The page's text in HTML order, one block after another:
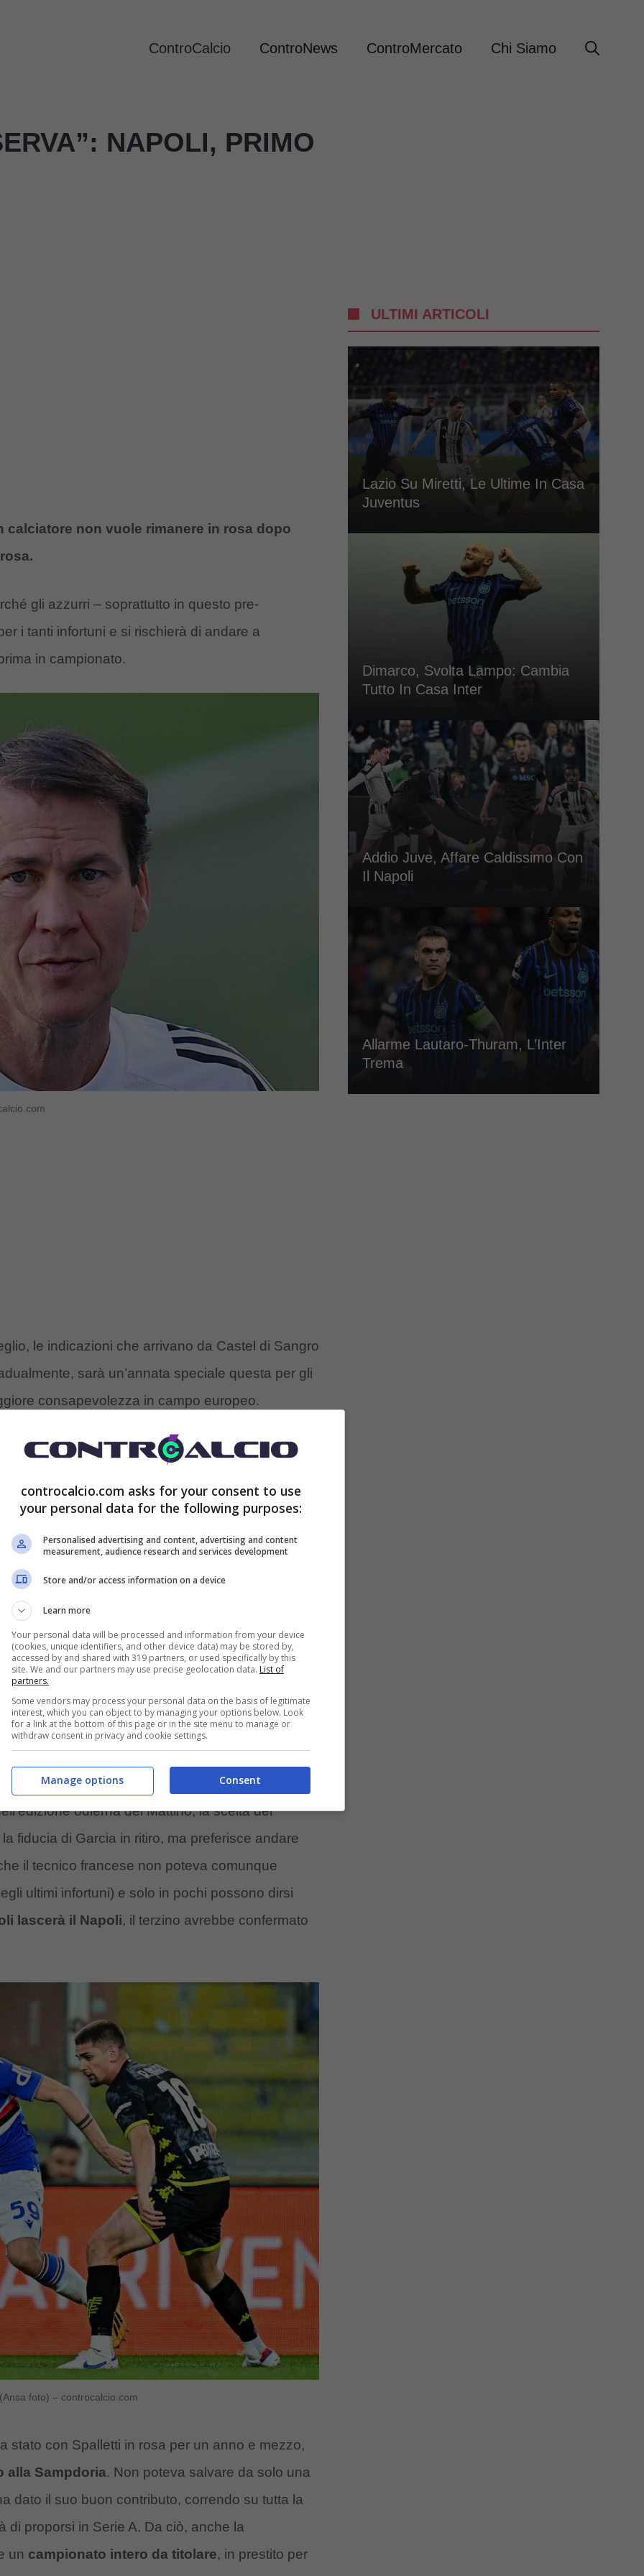
ControCalcio ControNews ControMercato Chi Siamo
NAPOLI, PRIMO
calciatore non vuole rimanere in rosa dopo
gli azzurri – soprattutto in questo pre-
i tanti infortuni e si rischierà di andare a
in campionato.
le indicazioni che arrivano da Castel di Sangro
sarà un’annata speciale questa per gli
consapevolezza in campo europeo.
impronta tattica provando anche a mischiare un
e dando un respiro largo alla squadra. Dove
piazza, un elemento che ha già comunicato al
dallo spazio esiguo in previsione.
odierna del Mattino, la scelta del
fiducia di Garcia in ritiro, ma preferisce andare
il tecnico francese non poteva comunque
ultimi infortuni) e solo in pochi possono dirsi
lascerà il Napoli, il terzino avrebbe confermato
foto) – controcalcio.com
stato con Spalletti in rosa per un anno e mezzo,
alla Sampdoria. Non poteva salvare da solo una
dato il suo buon contributo, correndo su tutta la
proporsi in Serie A. Da ciò, anche la
un campionato intero da titolare, in prestito per
ULTIMI ARTICOLI
Lazio Su Miretti, Le Ultime In Casa
Juventus
Dimarco, Svolta Lampo: Cambia
Tutto In Casa Inter
Addio Juve, Affare Caldissimo Con
Il Napoli
Allarme Lautaro-Thuram, L’Inter
Trema
controcalcio.com asks for your consent to use
your personal data for the following purposes:
Personalised advertising and content, advertising and content
measurement, audience research and services development
Store and/or access information on a device
Learn more
Your personal data will be processed and information from your device
(cookies, unique identifiers, and other device data) may be stored by,
accessed by and shared with 319 partners, or used specifically by this
site. We and our partners may use precise geolocation data. List of
partners.
Some vendors may process your personal data on the basis of legitimate
interest, which you can object to by managing your options below. Look
for a link at the bottom of this page or in the site menu to manage or
withdraw consent in privacy and cookie settings.
Consent
Manage options